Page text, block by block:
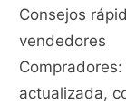
Consejos
vendedores
actualizada,